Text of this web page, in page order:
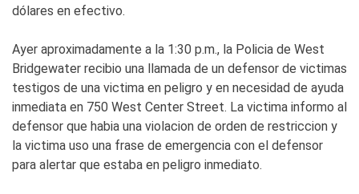
dólares en efectivo.
Ayer aproximadamente a la 1:30 p.m., la Policia de West
Bridgewater recibio una llamada de un defensor de victimas
testigos de una victima en peligro y en necesidad de ayuda
inmediata en 750 West Center Street. La victima informo al
defensor que habia una violacion de orden de restriccion y
la victima uso una frase de emergencia con el defensor
para alertar que estaba en peligro inmediato.